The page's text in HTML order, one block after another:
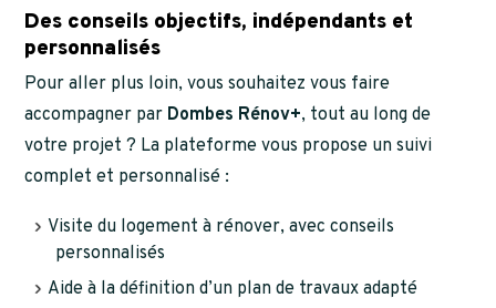
Des conseils objectifs, indépendants et
personnalisés
Pour aller plus loin, vous souhaitez vous faire
accompagner par Dombes Rénov+, tout au long de
votre projet ? La plateforme vous propose un suivi
complet et personnalisé :
Visite du logement à rénover, avec conseils
personnalisés
Aide à la définition d’un plan de travaux adapté